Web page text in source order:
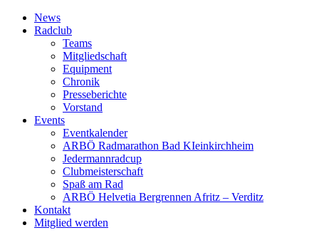
News
Radclub
Teams
Mitgliedschaft
Equipment
Chronik
Presseberichte
Vorstand
Events
Eventkalender
ARBÖ Radmarathon Bad KIeinkirchheim
Jedermannradcup
Clubmeisterschaft
Spaß am Rad
ARBÖ Helvetia Bergrennen Afritz – Verditz
Kontakt
Mitglied werden